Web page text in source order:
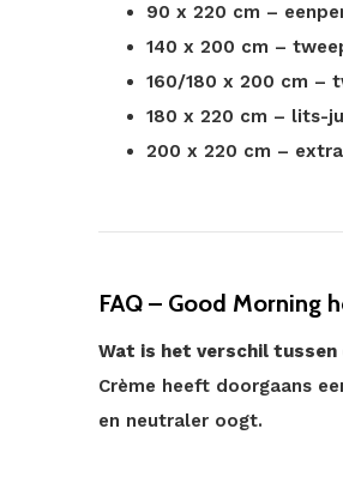
90 x 220 cm –
140 x 200 cm –
160/180 x 200 cm –
180 x 220 cm – lits-
200 x 220 cm –
FAQ – Good Morning
Wat is het verschil tussen
Crème heeft doorgaans
en neutraler oogt.